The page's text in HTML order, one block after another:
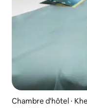
Chambre d'hôtel ⋅